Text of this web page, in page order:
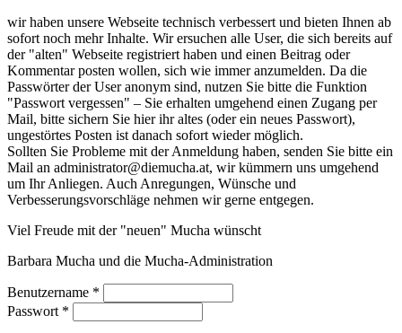
wir haben unsere Webseite technisch verbessert und bieten Ihnen ab
sofort noch mehr Inhalte. Wir ersuchen alle User, die sich bereits auf
der "alten" Webseite registriert haben und einen Beitrag oder
Kommentar posten wollen, sich wie immer anzumelden. Da die
Passwörter der User anonym sind, nutzen Sie bitte die Funktion
"Passwort vergessen" – Sie erhalten umgehend einen Zugang per
Mail, bitte sichern Sie hier ihr altes (oder ein neues Passwort),
ungestörtes Posten ist danach sofort wieder möglich.
Sollten Sie Probleme mit der Anmeldung haben, senden Sie bitte ein
Mail an administrator@diemucha.at, wir kümmern uns umgehend
um Ihr Anliegen. Auch Anregungen, Wünsche und
Verbesserungsvorschläge nehmen wir gerne entgegen.
Viel Freude mit der "neuen" Mucha wünscht
Barbara Mucha und die Mucha-Administration
Benutzername *
Passwort *